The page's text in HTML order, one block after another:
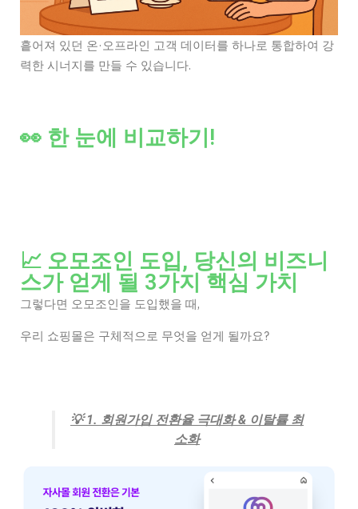
흩어져 있던 온·오프라인 고객 데이터를 하나로 통합하여 강
력한 시너지를 만들 수 있습니다.
👀 한 눈에 비교하기!
📈 오모조인 도입, 당신의 비즈니
스가 얻게 될 3가지 핵심 가치
그렇다면 오모조인을 도입했을 때,
우리 쇼핑몰은 구체적으로 무엇을 얻게 될까요?
💡1. 회원가입 전환율 극대화 & 이탈률 최
소화